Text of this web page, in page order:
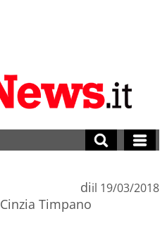
di
Cinzia Timpano
il 19/03/2018